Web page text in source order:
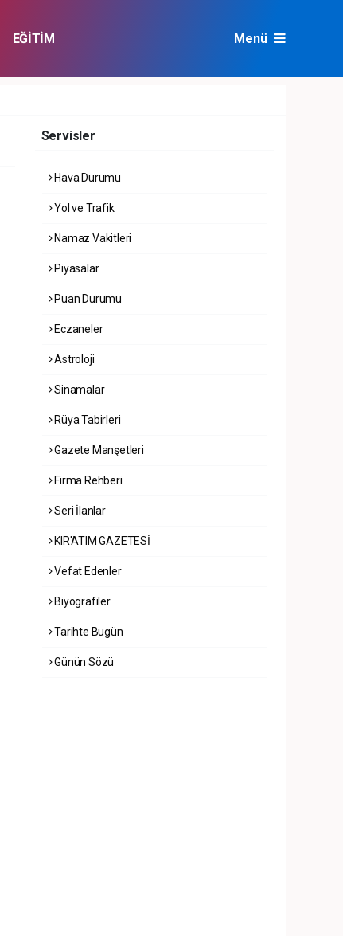
EĞİTİM
Menü
Servisler
Hava Durumu
Yol ve Trafik
Namaz Vakitleri
Piyasalar
Puan Durumu
Eczaneler
Astroloji
Sinamalar
Rüya Tabirleri
Gazete Manşetleri
Firma Rehberi
Seri İlanlar
KIR'ATIM GAZETESİ
Vefat Edenler
Biyografiler
Tarihte Bugün
Günün Sözü